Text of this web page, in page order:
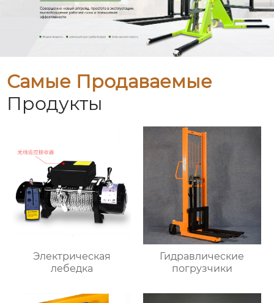
Самые Продаваемые
Продукты
Электрическая
лебедка
Гидравлические
погрузчики